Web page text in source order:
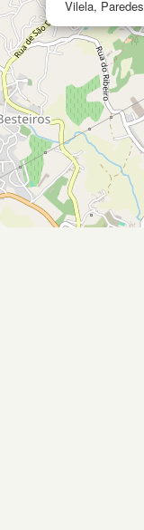
Vilela, Paredes